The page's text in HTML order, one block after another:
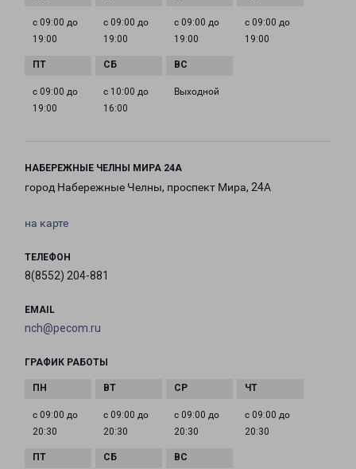
с 09:00 до
19:00
с 09:00 до
19:00
с 09:00 до
19:00
с 09:00 до
19:00
с 09:00 до
19:00
с 10:00 до
16:00
Выходной
НАБЕРЕЖНЫЕ ЧЕЛНЫ МИРА 24А
город Набережные Челны, проспект Мира, 24А
на карте
ТЕЛЕФОН
8(8552) 204-881
EMAIL
nch@pecom.ru
ГРАФИК РАБОТЫ
с 09:00 до
20:30
с 09:00 до
20:30
с 09:00 до
20:30
с 09:00 до
20:30